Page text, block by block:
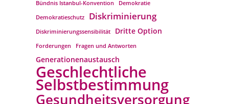
Bündnis Istanbul-Konvention
Demokratie
Demokratieschutz
Diskriminierung
Diskriminierungssensibilität Dritte Option
Forderungen Fragen und Antworten
Generationenaustausch
Geschlechtliche
Selbstbestimmung
Gesundheitsversorgung